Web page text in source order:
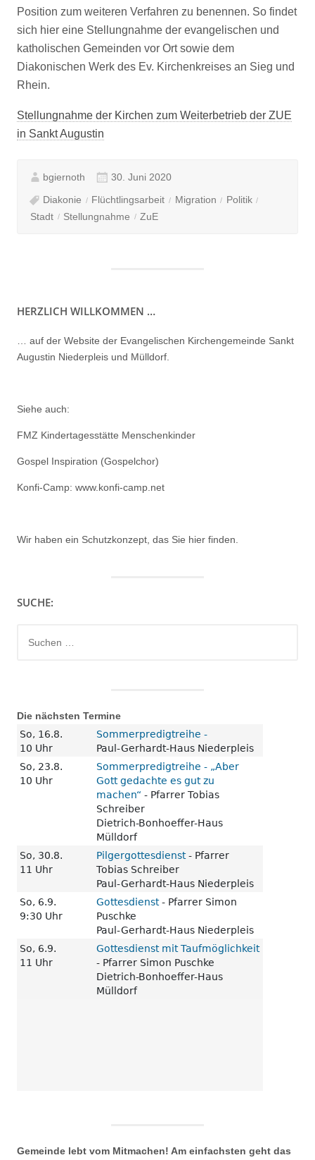
Position zum weiteren Verfahren zu benennen. So findet
sich hier eine Stellungnahme der evangelischen und
katholischen Gemeinden vor Ort sowie dem
Diakonischen Werk des Ev. Kirchenkreises an Sieg und
Rhein.
Stellungnahme der Kirchen zum Weiterbetrieb der ZUE
in Sankt Augustin
bgiernoth 30. Juni 2020
Diakonie Flüchtlingsarbeit Migration
Politik
Stadt
Stellungnahme ZuE
HERZLICH WILLKOMMEN …
… auf der Website der Evangelischen Kirchengemeinde Sankt
Augustin Niederpleis und Mülldorf.
Siehe auch:
FMZ Kindertagesstätte Menschenkinder
Gospel Inspiration (Gospelchor)
Konfi-Camp: www.konfi-camp.net
Wir haben ein Schutzkonzept, das Sie hier finden.
SUCHE:
nach:
Die nächsten Termine
Gemeinde lebt vom Mitmachen! Am einfachsten geht das